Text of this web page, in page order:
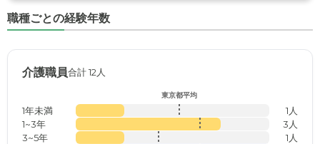
職種ごとの経験年数
介護職員合計 12人
東京都平均
1年未満
1人
1~3年
3人
3~5年
1人